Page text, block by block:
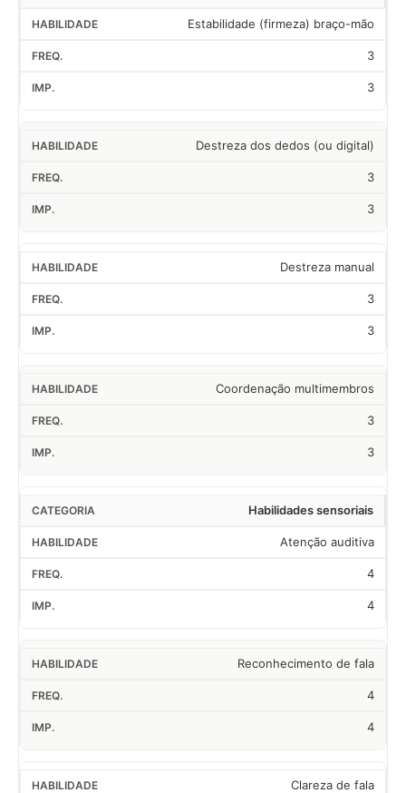
Estabilidade (firmeza) braço-mão
3
3
Destreza dos dedos (ou digital)
3
3
Destreza manual
3
3
Coordenação multimembros
3
3
Habilidades sensoriais
Atenção auditiva
4
4
Reconhecimento de fala
4
4
Clareza de fala